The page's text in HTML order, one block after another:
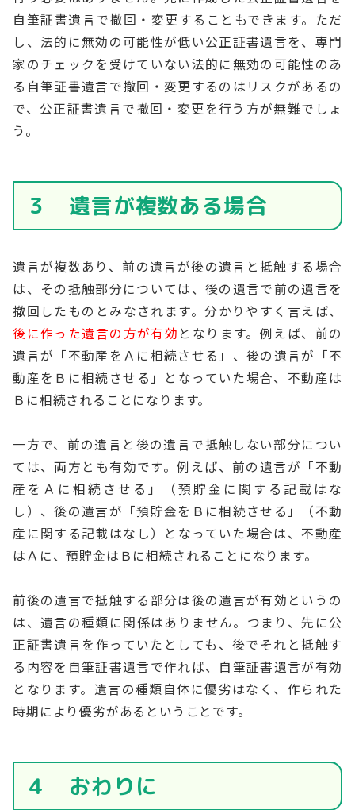
自筆証書遺言で撤回・変更することもできます。ただ
し、法的に無効の可能性が低い公正証書遺言を、専門
家のチェックを受けていない法的に無効の可能性のあ
る自筆証書遺言で撤回・変更するのはリスクがあるの
で、公正証書遺言で撤回・変更を行う方が無難でしょ
う。
３ 遺言が複数ある場合
遺言が複数あり、前の遺言が後の遺言と抵触する場合
は、その抵触部分については、後の遺言で前の遺言を
撤回したものとみなされます。分かりやすく言えば、
後に作った遺言の方が有効 となります。例えば、前の
遺言が「不動産をＡに相続させる」、後の遺言が「不
動産をＢに相続させる」となっていた場合、不動産は
Ｂに相続されることになります。
一方で、前の遺言と後の遺言で抵触しない部分につい
ては、両方とも有効です。例えば、前の遺言が「不動
産をＡに相続させる」（預貯金に関する記載はな
し）、後の遺言が「預貯金をＢに相続させる」（不動
産に関する記載はなし）となっていた場合は、不動産
はＡに、預貯金はＢに相続されることになります。
前後の遺言で抵触する部分は後の遺言が有効というの
は、遺言の種類に関係はありません。つまり、先に公
正証書遺言を作っていたとしても、後でそれと抵触す
る内容を自筆証書遺言で作れば、自筆証書遺言が有効
となります。遺言の種類自体に優劣はなく、作られた
時期により優劣があるということです。
４ おわりに